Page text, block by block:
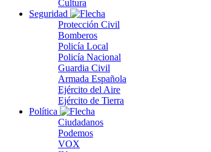
Cultura
Seguridad
Protección Civil
Bomberos
Policía Local
Policía Nacional
Guardia Civil
Armada Española
Ejército del Aire
Ejército de Tierra
Política
Ciudadanos
Podemos
VOX